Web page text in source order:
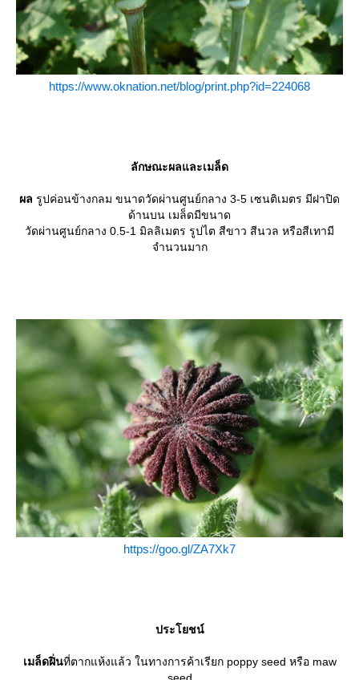
https://www.oknation.net/blog/print.php?id=224068
ลักษณะผลและเมล็ด
ผล รูปค่อนข้างกลม ขนาดวัดผ่านศูนย์กลาง 3-5 เซนติเมตร มีฝาปิด
ด้านบน เมล็ดมีขนาด
วัดผ่านศูนย์กลาง 0.5-1 มิลลิเมตร รูปไต สีขาว สีนวล หรือสีเทามี
จำนวนมาก
https://goo.gl/ZA7Xk7
ประโยชน์
เมล็ดฝิ่นที่ตากแห้งแล้ว ในทางการค้าเรียก poppy seed หรือ maw